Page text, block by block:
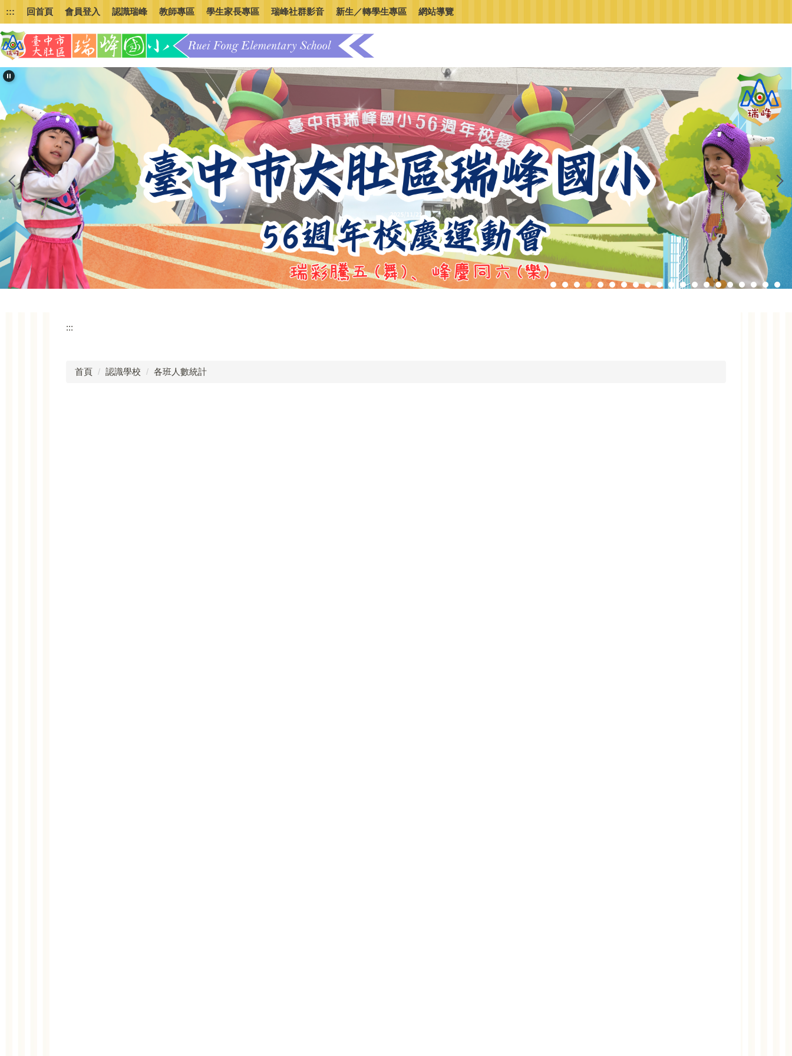
跳
到
主
要
內
容
區
::: 回首頁 會員登入 認識瑞峰 教師專區 學生家長專區 瑞峰社群影音 新生／轉學生專區 網站導覽
:::
首頁 認識學校 各班人數統計